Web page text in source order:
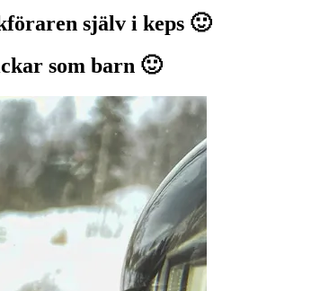
själv i keps 🙂
som barn 🙂